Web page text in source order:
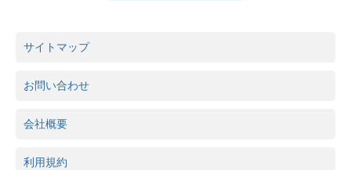
サイトマップ
お問い合わせ
会社概要
利用規約